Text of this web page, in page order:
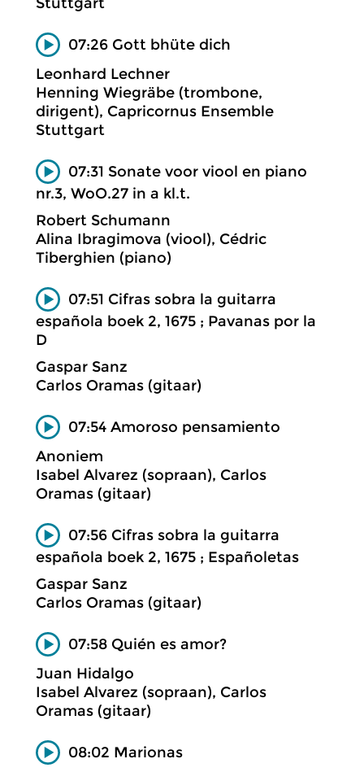
07:26 Gott bhüte dich
Leonhard Lechner
Henning Wiegräbe (trombone,
dirigent), Capricornus Ensemble
Stuttgart
07:31 Sonate voor viool en piano
nr.3, WoO.27 in a kl.t.
Robert Schumann
Alina Ibragimova (viool), Cédric
Tiberghien (piano)
07:51 Cifras sobra la guitarra
española boek 2, 1675 ; Pavanas por la
D
Gaspar Sanz
Carlos Oramas (gitaar)
07:54 Amoroso pensamiento
Anoniem
Isabel Alvarez (sopraan), Carlos
Oramas (gitaar)
07:56 Cifras sobra la guitarra
española boek 2, 1675 ; Españoletas
Gaspar Sanz
Carlos Oramas (gitaar)
07:58 Quién es amor?
Juan Hidalgo
Isabel Alvarez (sopraan), Carlos
Oramas (gitaar)
08:02 Marionas